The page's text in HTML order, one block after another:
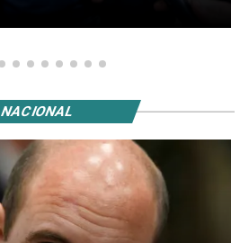
NACIONAL